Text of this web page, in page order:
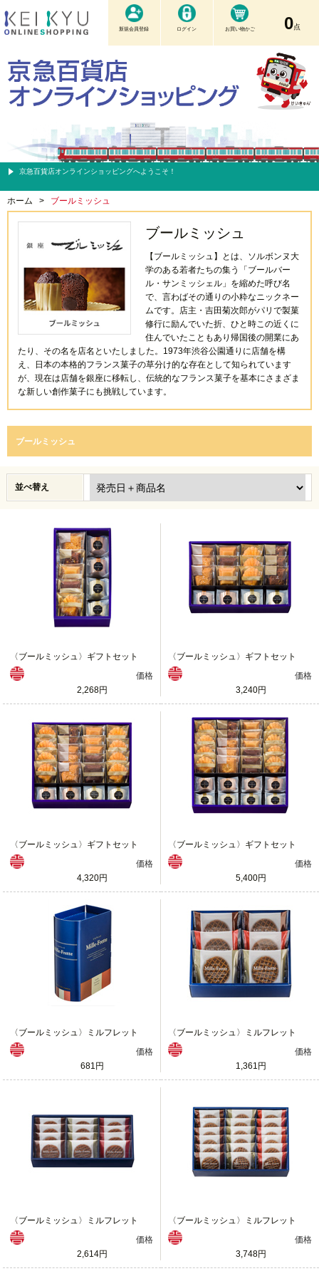
新規会員登録 ログイン お買い物かご 0点
京急百貨店オンラインショッピングへようこそ！
ホーム > ブールミッシュ
ブールミッシュ
【ブールミッシュ】とは、ソルボンヌ大
学のある若者たちの集う「ブールバー
ル・サンミッシェル」を縮めた呼び名
で、言わばその通りの小粋なニックネー
ムです。店主・吉田菊次郎がパリで製菓
修行に励んでいた折、ひと時この近くに
住んでいたこともあり帰国後の開業にあ
たり、その名を店名といたしました。1973年渋谷公園通りに店舗を構
え、日本の本格的フランス菓子の草分け的な存在として知られています
が、現在は店舗を銀座に移転し、伝統的なフランス菓子を基本にさまざま
な新しい創作菓子にも挑戦しています。
ブールミッシュ
並べ替え
〈ブールミッシュ〉ギフトセット
価格
2,268円
〈ブールミッシュ〉ギフトセット
価格
3,240円
〈ブールミッシュ〉ギフトセット
価格
4,320円
〈ブールミッシュ〉ギフトセット
価格
5,400円
〈ブールミッシュ〉ミルフレット
価格
681円
〈ブールミッシュ〉ミルフレット
価格
1,361円
〈ブールミッシュ〉ミルフレット
価格
2,614円
〈ブールミッシュ〉ミルフレット
価格
3,748円